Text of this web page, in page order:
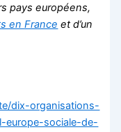
pays européens,
en France et d’un
dix-organisations-
europe-sociale-de-